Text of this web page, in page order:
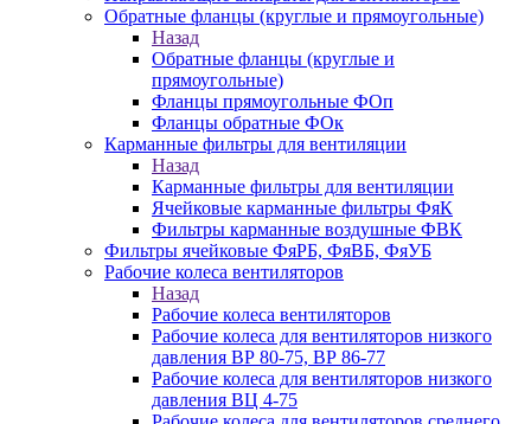
Обратные фланцы (круглые и прямоугольные)
Назад
Обратные фланцы (круглые и
прямоугольные)
Фланцы прямоугольные ФОп
Фланцы обратные ФОк
Карманные фильтры для вентиляции
Назад
Карманные фильтры для вентиляции
Ячейковые карманные фильтры ФяК
Фильтры карманные воздушные ФВК
Фильтры ячейковые ФяРБ, ФяВБ, ФяУБ
Рабочие колеса вентиляторов
Назад
Рабочие колеса вентиляторов
Рабочие колеса для вентиляторов низкого
давления ВР 80-75, ВР 86-77
Рабочие колеса для вентиляторов низкого
давления ВЦ 4-75